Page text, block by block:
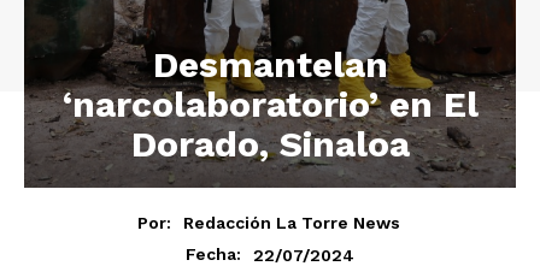
Desmantelan
‘narcolaboratorio’ en El
Dorado, Sinaloa
Por:
Redacción La Torre News
Fecha:
22/07/2024